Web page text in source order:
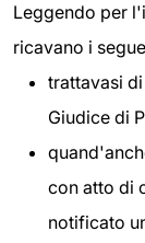
Leggendo per
ricavano i
trattavasi
Giudice di
con atto di
notificato